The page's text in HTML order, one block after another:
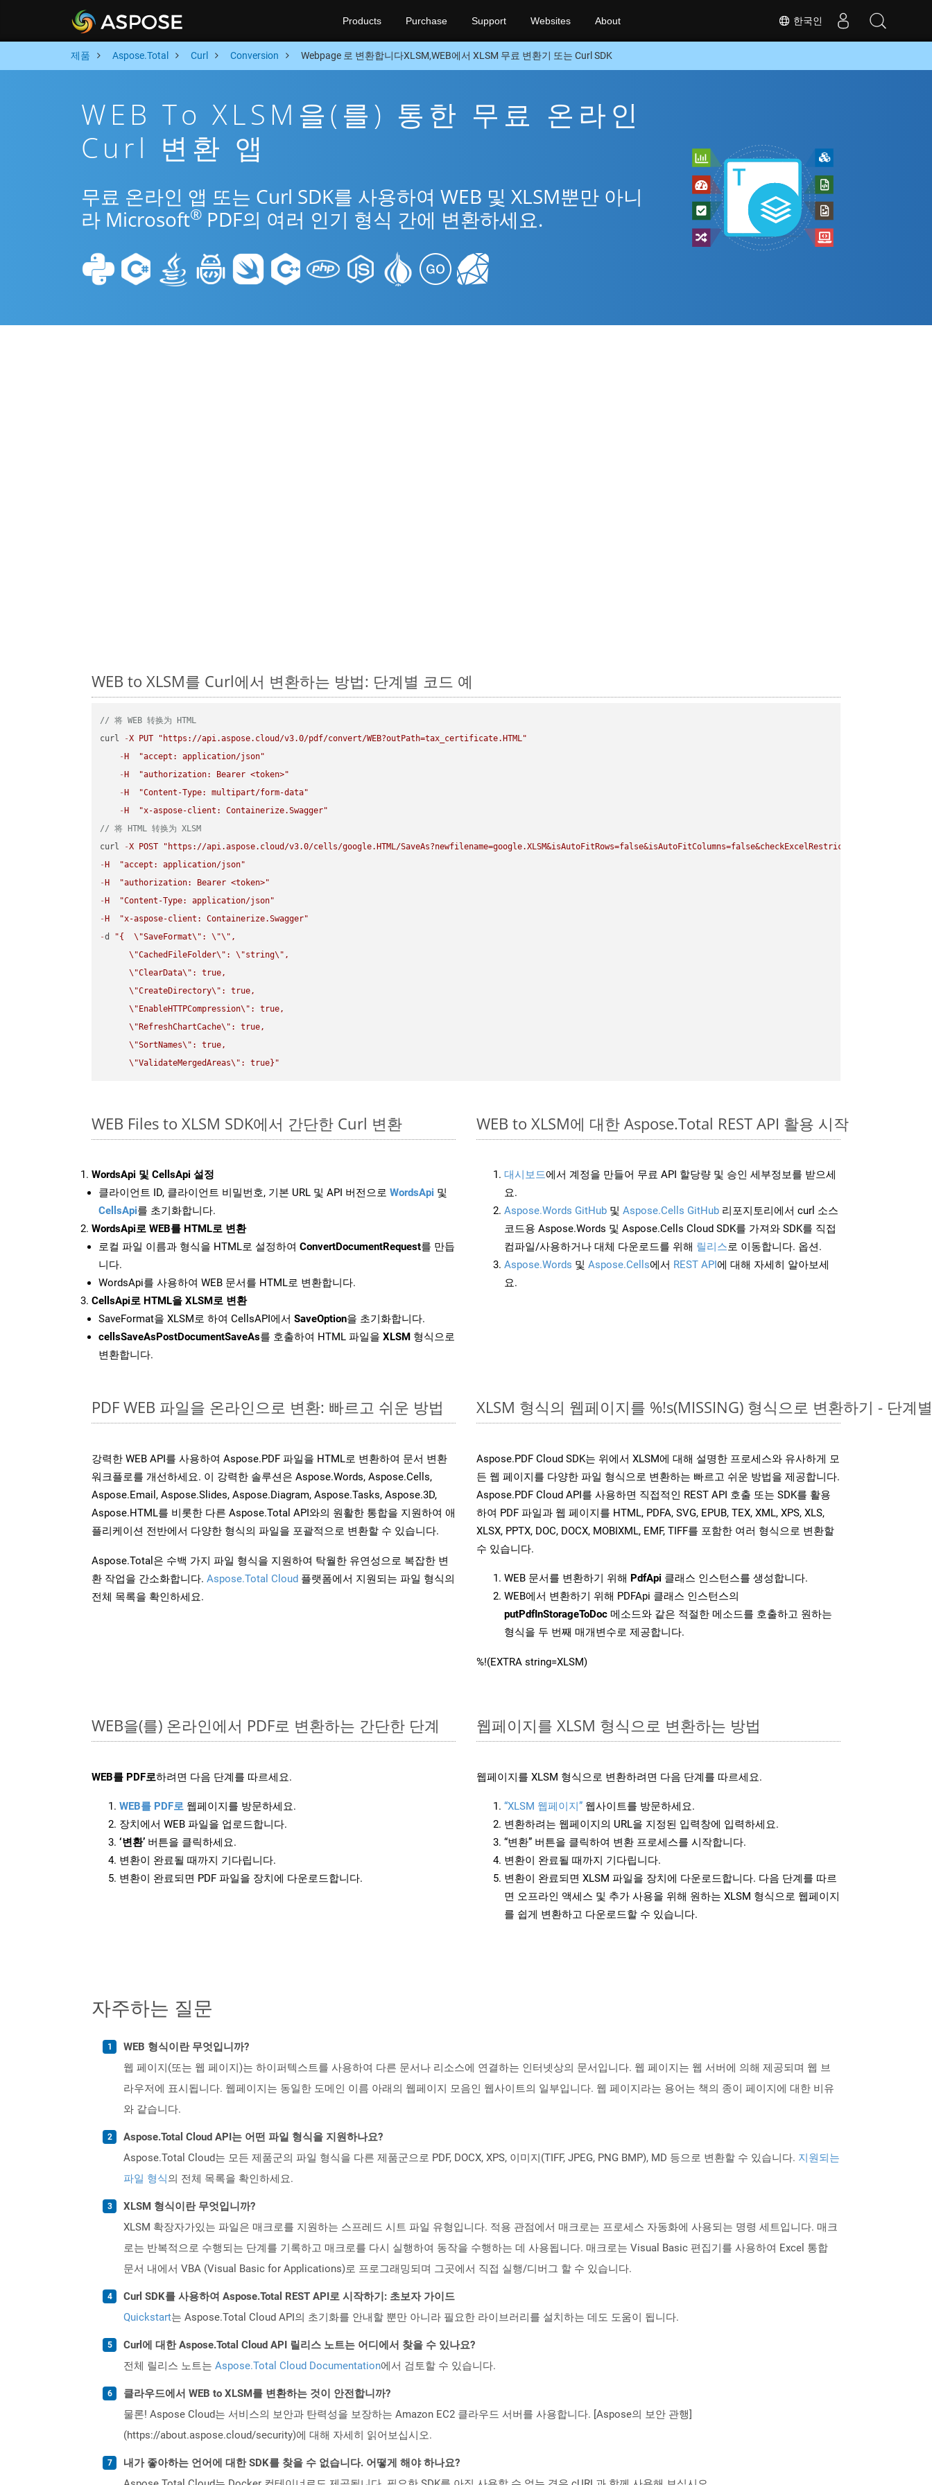
한국인
Products Purchase Support Websites About
제품 Aspose.Total Curl Conversion Webpage 로 변환합니다XLSM,WEB에서 XLSM 무료 변환기 또는 Curl SDK
WEB To XLSM을(를) 통한 무료 온라인
Curl 변환 앱
무료 온라인 앱 또는 Curl SDK를 사용하여 WEB 및 XLSM뿐만 아니
라 Microsoft® PDF의 여러 인기 형식 간에 변환하세요.
WEB to XLSM를 Curl에서 변환하는 방법: 단계별 코드 예
// 将 WEB 转换为 HTML
curl
-X PUT
"https://api.aspose.cloud/v3.0/pdf/convert/WEB?outPath=tax_certificate.HTML"
- H
"accept: application/json"
- H
"authorization: Bearer <token>"
- H
"Content-Type: multipart/form-data"
- H
"x-aspose-client: Containerize.Swagger"
// 将 HTML 转换为 XLSM
curl
-X POST
"https://api.aspose.cloud/v3.0/cells/google.HTML/SaveAs?newfilename=google.XLSM&isAutoFitRows=false&isAutoFitColumns=false&checkExcelRestriction=true"
- H
"accept: application/json"
- H
"authorization: Bearer <token>"
- H
"Content-Type: application/json"
- H
"x-aspose-client: Containerize.Swagger"
-d "{ \"SaveFormat\" : \"\" ,
\"CachedFileFolder\" : \"string\" ,
\"ClearData\" : true,
\"CreateDirectory\" : true,
\" EnableHTTPCompression\" : true,
\" RefreshChartCache\" : true,
\"SortNames\" : true,
\"ValidateMergedAreas\" : true}"
WEB Files to XLSM SDK에서 간단한 Curl 변환
WordsApi 및 CellsApi 설정
클라이언트 ID, 클라이언트 비밀번호, 기본 URL 및 API 버전으로 WordsApi 및
CellsApi를 초기화합니다.
WordsApi로 WEB를 HTML로 변환
로컬 파일 이름과 형식을 HTML로 설정하여 ConvertDocumentRequest를 만듭
니다.
WordsApi를 사용하여 WEB 문서를 HTML로 변환합니다.
CellsApi로 HTML을 XLSM로 변환
SaveFormat을 XLSM로 하여 CellsAPI에서 SaveOption을 초기화합니다.
cellsSaveAsPostDocumentSaveAs를 호출하여 HTML 파일을 XLSM 형식으로
변환합니다.
WEB to XLSM에 대한 Aspose.Total REST API 활용 시작
대시보드에서 계정을 만들어 무료 API 할당량 및 승인 세부정보를 받으세
요.
Aspose.Words GitHub 및 Aspose.Cells GitHub 리포지토리에서 curl 소스
코드용 Aspose.Words 및 Aspose.Cells Cloud SDK를 가져와 SDK를 직접
컴파일/사용하거나 대체 다운로드를 위해 릴리스로 이동합니다. 옵션.
Aspose.Words 및 Aspose.Cells에서 REST API에 대해 자세히 알아보세
요.
PDF WEB 파일을 온라인으로 변환: 빠르고 쉬운 방법
강력한 WEB API를 사용하여 Aspose.PDF 파일을 HTML로 변환하여 문서 변환
워크플로를 개선하세요. 이 강력한 솔루션은 Aspose.Words, Aspose.Cells,
Aspose.Email, Aspose.Slides, Aspose.Diagram, Aspose.Tasks, Aspose.3D,
Aspose.HTML를 비롯한 다른 Aspose.Total API와의 원활한 통합을 지원하여 애
플리케이션 전반에서 다양한 형식의 파일을 포괄적으로 변환할 수 있습니다.
Aspose.Total은 수백 가지 파일 형식을 지원하여 탁월한 유연성으로 복잡한 변
환 작업을 간소화합니다. Aspose.Total Cloud 플랫폼에서 지원되는 파일 형식의
전체 목록을 확인하세요.
XLSM 형식의 웹페이지를 %!s(MISSING) 형식으로 변환하기 - 단계
Aspose.PDF Cloud SDK는 위에서 XLSM에 대해 설명한 프로세스와 유사하게 모
든 웹 페이지를 다양한 파일 형식으로 변환하는 빠르고 쉬운 방법을 제공합니다.
Aspose.PDF Cloud API를 사용하면 직접적인 REST API 호출 또는 SDK를 활용
하여 PDF 파일과 웹 페이지를 HTML, PDFA, SVG, EPUB, TEX, XML, XPS, XLS,
XLSX, PPTX, DOC, DOCX, MOBIXML, EMF, TIFF를 포함한 여러 형식으로 변환할
수 있습니다.
WEB 문서를 변환하기 위해 PdfApi 클래스 인스턴스를 생성합니다.
WEB에서 변환하기 위해 PDFApi 클래스 인스턴스의
putPdfInStorageToDoc 메소드와 같은 적절한 메소드를 호출하고 원하는
형식을 두 번째 매개변수로 제공합니다.
%!(EXTRA string=XLSM)
WEB을(를) 온라인에서 PDF로 변환하는 간단한 단계
WEB를 PDF로하려면 다음 단계를 따르세요.
WEB를 PDF로 웹페이지를 방문하세요.
장치에서 WEB 파일을 업로드합니다.
‘변환’ 버튼을 클릭하세요.
변환이 완료될 때까지 기다립니다.
변환이 완료되면 PDF 파일을 장치에 다운로드합니다.
웹페이지를 XLSM 형식으로 변환하는 방법
웹페이지를 XLSM 형식으로 변환하려면 다음 단계를 따르세요.
“XLSM 웹페이지” 웹사이트를 방문하세요.
변환하려는 웹페이지의 URL을 지정된 입력창에 입력하세요.
“변환” 버튼을 클릭하여 변환 프로세스를 시작합니다.
변환이 완료될 때까지 기다립니다.
변환이 완료되면 XLSM 파일을 장치에 다운로드합니다. 다음 단계를 따르
면 오프라인 액세스 및 추가 사용을 위해 원하는 XLSM 형식으로 웹페이지
를 쉽게 변환하고 다운로드할 수 있습니다.
자주하는 질문
WEB 형식이란 무엇입니까?
웹 페이지(또는 웹 페이지)는 하이퍼텍스트를 사용하여 다른 문서나 리소스에 연결하는 인터넷상의 문서입니다. 웹 페이지는 웹 서버에 의해 제공되며 웹 브
라우저에 표시됩니다. 웹페이지는 동일한 도메인 이름 아래의 웹페이지 모음인 웹사이트의 일부입니다. 웹 페이지라는 용어는 책의 종이 페이지에 대한 비유
와 같습니다.
Aspose.Total Cloud API는 어떤 파일 형식을 지원하나요?
Aspose.Total Cloud는 모든 제품군의 파일 형식을 다른 제품군으로 PDF, DOCX, XPS, 이미지(TIFF, JPEG, PNG BMP), MD 등으로 변환할 수 있습니다. 지원되는
파일 형식의 전체 목록을 확인하세요.
XLSM 형식이란 무엇입니까?
XLSM 확장자가있는 파일은 매크로를 지원하는 스프레드 시트 파일 유형입니다. 적용 관점에서 매크로는 프로세스 자동화에 사용되는 명령 세트입니다. 매크
로는 반복적으로 수행되는 단계를 기록하고 매크로를 다시 실행하여 동작을 수행하는 데 사용됩니다. 매크로는 Visual Basic 편집기를 사용하여 Excel 통합
문서 내에서 VBA (Visual Basic for Applications)로 프로그래밍되며 그곳에서 직접 실행/디버그 할 수 있습니다.
Curl SDK를 사용하여 Aspose.Total REST API로 시작하기: 초보자 가이드
Quickstart는 Aspose.Total Cloud API의 초기화를 안내할 뿐만 아니라 필요한 라이브러리를 설치하는 데도 도움이 됩니다.
Curl에 대한 Aspose.Total Cloud API 릴리스 노트는 어디에서 찾을 수 있나요?
전체 릴리스 노트는 Aspose.Total Cloud Documentation에서 검토할 수 있습니다.
클라우드에서 WEB to XLSM를 변환하는 것이 안전합니까?
물론! Aspose Cloud는 서비스의 보안과 탄력성을 보장하는 Amazon EC2 클라우드 서버를 사용합니다. [Aspose의 보안 관행]
(https://about.aspose.cloud/security)에 대해 자세히 읽어보십시오.
내가 좋아하는 언어에 대한 SDK를 찾을 수 없습니다. 어떻게 해야 하나요?